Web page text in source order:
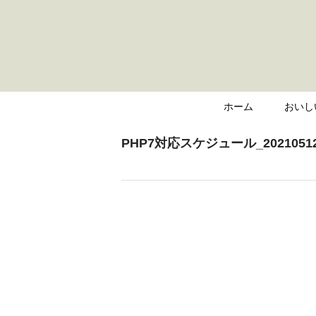
ホーム おい
PHP7対応スケジュール